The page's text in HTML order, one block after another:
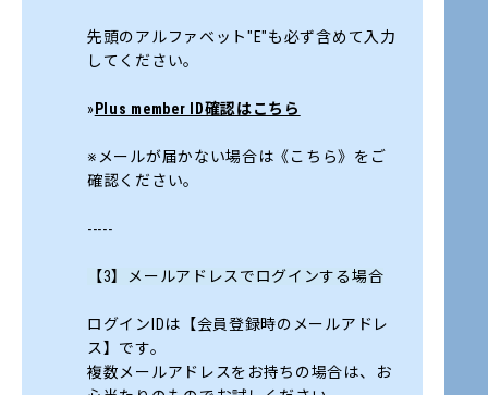
先頭のアルファベット"E"も必ず含めて入力
してください。
» Plus member ID確認はこちら
※メールが届かない場合は《 こちら》をご
確認ください。
-----
【3】メールアドレスでログインする場合
ログインIDは【会員登録時のメールアドレ
ス】です。
複数メールアドレスをお持ちの場合は、お